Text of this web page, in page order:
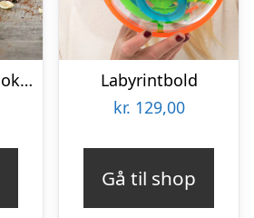
Baileys Opera Chokoladeæske
Labyrintbold
kr. 129,00
Gå til shop